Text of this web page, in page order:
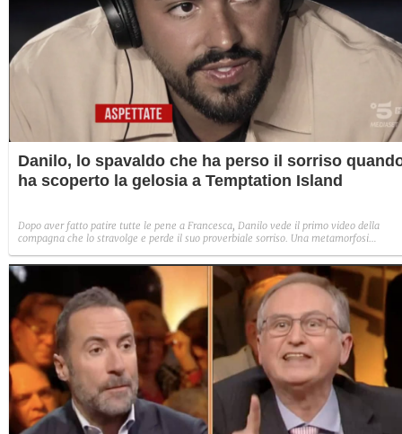
Danilo, lo spavaldo che ha perso il sorriso
ha scoperto la gelosia a Temptation Island
Dopo aver fatto patire tutte le pene a Francesca, Danilo vede il primo video della
compagna che lo stravolge e perde il suo proverbiale sorriso. Una metamorfosi